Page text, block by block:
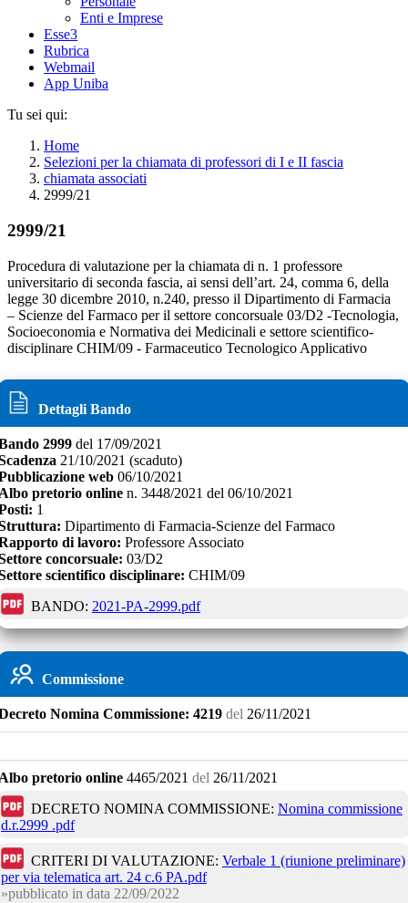
Enti e Imprese
Esse3
Rubrica
Webmail
App Uniba
Tu sei qui:
Home
Selezioni per la chiamata di professori di I e II fascia
chiamata associati
2999/21
2999/21
Procedura di valutazione per la chiamata di n. 1 professore
universitario di seconda fascia, ai sensi dell’art. 24, comma 6, della
legge 30 dicembre 2010, n.240, presso il Dipartimento di Farmacia
– Scienze del Farmaco per il settore concorsuale 03/D2 -Tecnologia,
Socioeconomia e Normativa dei Medicinali e settore scientifico-
disciplinare CHIM/09 - Farmaceutico Tecnologico Applicativo
Dettagli Bando
2999 del 17/09/2021
21/10/2021 (scaduto)
web 06/10/2021
pretorio online n. 3448/2021 del 06/10/2021
1
Dipartimento di Farmacia-Scienze del Farmaco
di lavoro: Professore Associato
concorsuale: 03/D2
scientifico disciplinare: CHIM/09
BANDO: 2021-PA-2999.pdf
Commissione
Nomina Commissione: 4219 del 26/11/2021
pretorio online 4465/2021 del 26/11/2021
DECRETO NOMINA COMMISSIONE: Nomina commissione
d.r.2999 .pdf
CRITERI DI VALUTAZIONE: Verbale 1 (riunione preliminare)
per via telematica art. 24 c.6 PA.pdf
pubblicato in data 22/09/2022